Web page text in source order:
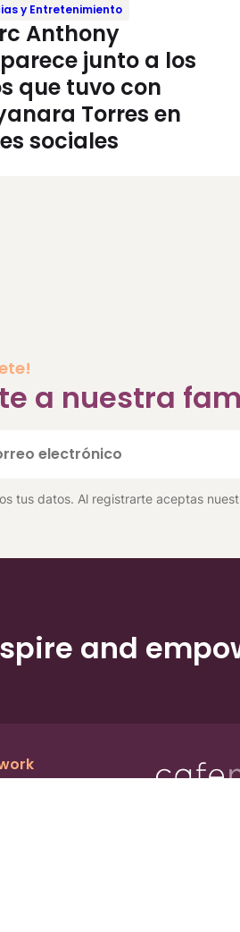
y Entretenimiento
Anthony
junto a los
que tuvo con
Torres en
sociales
a nuestra
tus datos. Al registrarte aceptas
and